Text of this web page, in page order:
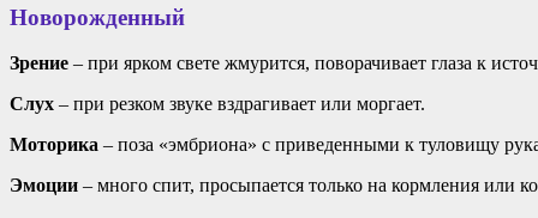
Новорожденный
Зрение – при ярком свете жмурится, поворачивает глаза к
Слух – при резком звуке вздрагивает или моргает.
Моторика – поза «эмбриона» с приведенными к туловищу
Эмоции – много спит, просыпается только на кормления или